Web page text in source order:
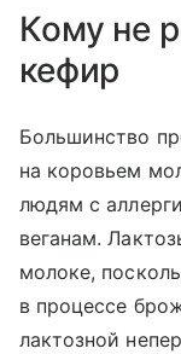
Кому не
кефир
Большинство
на коровьем
людям с
веганам.
молоке,
в процессе
лактозной